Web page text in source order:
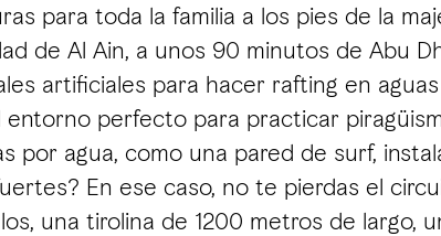
para toda la familia a los pies de la
de Al Ain, a unos 90 minutos de Abu
artificiales para hacer rafting en
perfecto para practicar
por agua, como una pared de surf,
En ese caso, no te pierdas el
una tirolina de 1200 metros de largo,